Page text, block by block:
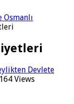
Devlete
Views